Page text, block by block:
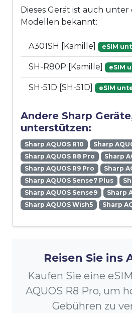
Dieses Gerät ist auch
Modellen bekannt:
A301SH [Kamille] eSIM
SH-R80P [Kamille] eSIM
SH-51D [SH-51D] eSIM
Andere Sharp
unterstützen:
Sharp AQUOS R10
Sharp
Sharp AQUOS R8 Pro
Sharp
Sharp AQUOS R9 Pro
Sharp
Sharp AQUOS Sense7 Plus
Sharp AQUOS Sense9
Sharp
Sharp AQUOS Wish5
Sharp
Reisen Sie ins
Kaufen Sie eine
AQUOS R8 Pro, um
Gebühren zu